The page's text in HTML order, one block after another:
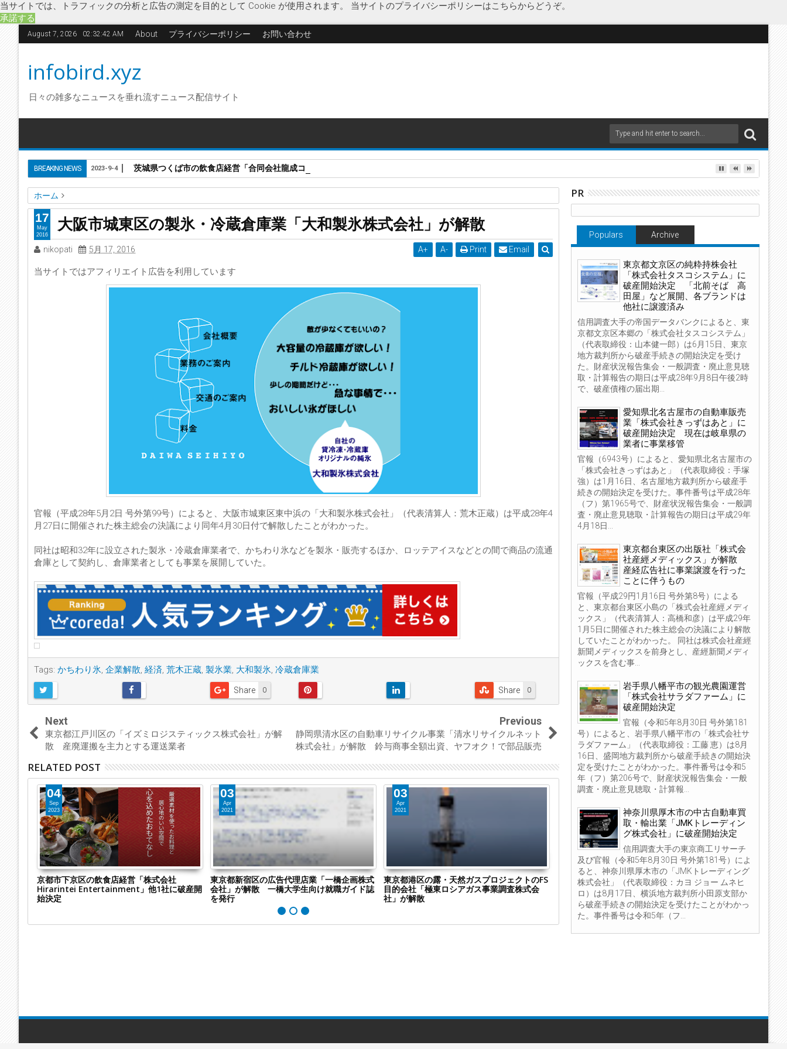
当サイトでは、トラフィックの分析と広告の測定を目的として Cookie が使用されます。 当サイトのプライバシーポリシーはこちらからどうぞ。
承諾する
August 7, 2026 02:32:43 AM About プライバシーポリシー お問い合わせ
infobird.xyz
日々の雑多なニュースを垂れ流すニュース配信サイト
BREAKING NEWS 茨城県つくば市の飲食店経営「合同会社龍成コーポレーション」に破産開始決定
2023-9-4
ホーム
かちわり氷
企業解散 経済 荒木正蔵 製氷業 大和製氷 冷蔵倉庫業 大阪市城東区の製氷・冷蔵倉庫業「大和製氷株式会社」が解散
大阪市城東区の製氷・冷蔵倉庫業「大和製氷株式会社」が解散
nikopati 5月 17, 2016 A+ A- Print Email
当サイトではアフィリエイト広告を利用しています
官報（平成28年5月2日 号外第99号）によると、大阪市城東区東中浜の「大和製氷株式会社」（代表清算人：荒木正蔵）は平成28年4
月27日に開催された株主総会の決議により同年4月30日付で解散したことがわかった。
同社は昭和32年に設立された製氷・冷蔵倉庫業者で、かちわり氷などを製氷・販売するほか、ロッテアイスなどとの間で商品の流通
倉庫として契約し、倉庫業者としても事業を展開していた。
Tags: かちわり氷, 企業解散, 経済, 荒木正蔵, 製氷業, 大和製氷, 冷蔵倉庫業
0
Share 0
Share
17
May
2016
Next
東京都江戸川区の「イズミロジスティックス株式会社」が解
散 産廃運搬を主力とする運送業者
Previous
静岡県清水区の自動車リサイクル事業「清水リサイクルネット
株式会社」が解散 鈴与商事全額出資、ヤフオク！で部品販売
RELATED POST
04
Sep
2023
京都市下京区の飲食店経営「株式会社
Hirarintei Entertainment」他1社に破産開
始決定
03
Apr
2021
東京都新宿区の広告代理店業「一橋企画株式
会社」が解散 一橋大学生向け就職ガイド誌
を発行
03
Apr
2021
東京都港区の露・天然ガスプロジェクトのFS
目的会社「極東ロシアガス事業調査株式会
社」が解散
03
東京都墨田区の「株式会社neosta-online」
他2社が解散 買取専門店展開「ネオスタン
ダード」の関連会社
2023
東京都中央区
ES（旧商号：
開始決定 事
PR
Populars Archive
東京都文京区の純粋持株会社
「株式会社タスコシステム」に
破産開始決定 「北前そば 高
田屋」など展開、各ブランドは
他社に譲渡済み
信用調査大手の帝国データバンクによると、東
京都文京区本郷の「株式会社タスコシステム」
（代表取締役：山本健一郎）は6月15日、東京
地方裁判所から破産手続きの開始決定を受け
た。財産状況報告集会・一般調査・廃止意見聴
取・計算報告の期日は平成28年9月8日午後2時
で、破産債権の届出期...
愛知県北名古屋市の自動車販売
業「株式会社きっずはあと」に
破産開始決定 現在は岐阜県の
業者に事業移管
官報（6943号）によると、愛知県北名古屋市の
「株式会社きっずはあと」（代表取締役：手塚
強）は1月16日、名古屋地方裁判所から破産手
続きの開始決定を受けた。事件番号は平成28年
（フ）第1965号で、財産状況報告集会・一般調
査・廃止意見聴取・計算報告の期日は平成29年
4月18日...
東京都台東区の出版社「株式会
社産經メディックス」が解散
産経広告社に事業譲渡を行った
ことに伴うもの
官報（平成29円1月16日 号外第8号）による
と、東京都台東区小島の「株式会社産經メディ
ックス」（代表清算人：高橋和彦）は平成29年
1月5日に開催された株主総会の決議により解散
していたことがわかった。 同社は株式会社産經
新聞メディックスを前身とし、産經新聞メディ
ックスを含む事...
岩手県八幡平市の観光農園運営
「株式会社サラダファーム」に
破産開始決定
官報（令和5年8月30日 号外第181
号）によると、岩手県八幡平市の「株式会社サ
ラダファーム」（代表取締役：工藤 恵）は8月
16日、盛岡地方裁判所から破産手続きの開始決
定を受けたことがわかった。事件番号は令和5
年（フ）第206号で、財産状況報告集会・一般
調査・廃止意見聴取・計算報...
神奈川県厚木市の中古自動車買
取・輸出業「JMKトレーディン
グ株式会社」に破産開始決定
信用調査大手の東京商工リサーチ
及び官報（令和5年8月30日 号外第181号）によ
ると、神奈川県厚木市の「JMKトレーディング
株式会社」（代表取締役：カヨ ジョー ムネヒ
ロ）は8月17日、横浜地方裁判所小田原支部か
ら破産手続きの開始決定を受けたことがわかっ
た。事件番号は令和5年（フ...